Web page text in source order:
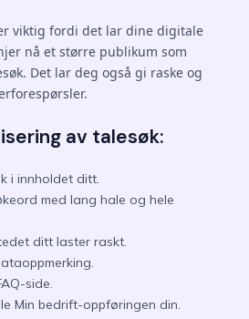
viktig fordi det lar dine digitale
nå et større publikum som
Det lar deg også gi raske og
av talesøk:
i innholdet ditt.
med lang hale og hele
ditt laster raskt.
side.
Min bedrift-oppføringen din.